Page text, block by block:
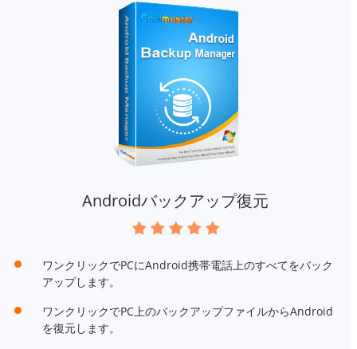
Androidバックアップ復元
ワンクリックでPCにAndroid携帯電話上のすべてをバック
アップします。
ワンクリックでPC上のバックアップファイルからAndroid
を復元します。